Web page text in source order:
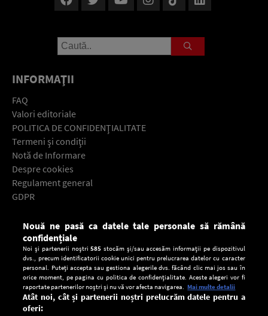
INFORMAŢII
FAQ
Valori editoriale
POLITICA DE CONFIDENŢIALITATE
Termeni şi condiţii
Notă de Informare
Despre cookies
Regulament general
GDPR
Descarcă gratuit aplicaţia Europa FM pentru smartphone:
Nouă ne pasă ca datele tale personale să rămână
confidențiale
Noi și partenerii noștri585 stocăm și/sau accesăm informații pe dispozitivul
dvs., precum identificatorii cookie unici pentru prelucrarea datelor cu caracter
personal. Puteți accepta sau gestiona alegerile dvs. făcând clic mai jos sau în
orice moment, pe pagina cu politica de confidențialitate. Aceste alegeri vor fi
raportate partenerilor noștri și nu vă vor afecta navigarea. Mai multe detalii
Atât noi, cât și partenerii noștri prelucrăm datele pentru a
oferi: